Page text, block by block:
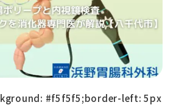
#f5f5f5;border-left: 5px